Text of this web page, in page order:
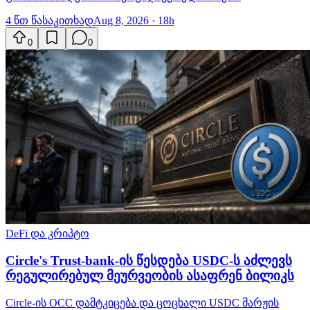
4 წთ წასაკითხადAug 8, 2026 · 18h
0 0
DeFi და კრიპტო
Circle's Trust-bank-ის წესდება USDC-ს აძლევს
რეგულირებულ მეურვეობის ასაფრენ ბილიკს
Circle-ის OCC დამტკიცება და ცოცხალი USDC მარჟის